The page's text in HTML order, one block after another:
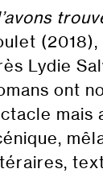
(2018),
Lydie
ont
mais